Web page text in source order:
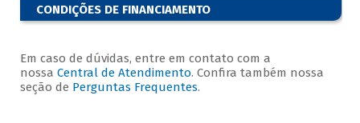
CONDIÇÕES DE FINANCIAMENTO
Em caso de dúvidas, entre em contato com a
nossa Central de Atendimento. Confira também nossa
seção de Perguntas Frequentes.